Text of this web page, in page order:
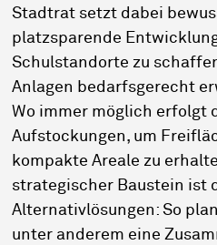
Stadtrat setzt dabei
platzsparende
Schulstandorte zu
Anlagen bedarfsgerecht
Wo immer möglich erfolgt
Aufstockungen, um
kompakte Areale zu
strategischer Baustein ist
Alternativlösungen: So
unter anderem eine